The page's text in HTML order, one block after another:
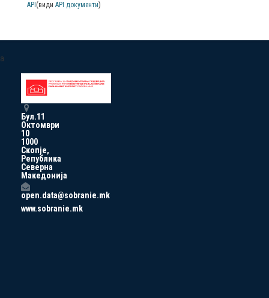
API (види API документи)
a
Бул.11
Октомври
10
1000
Скопје,
Република
Северна
Македонија
open.data@sobranie.mk
www.sobranie.mk